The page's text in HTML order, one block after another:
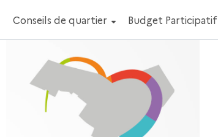
Conseils de quartier Budget Participatif